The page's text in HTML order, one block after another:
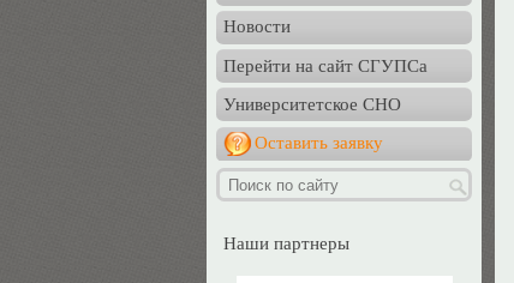
Новости
Перейти на сайт СГУПСа
Университетское СНО
Оставить заявку
Наши партнеры